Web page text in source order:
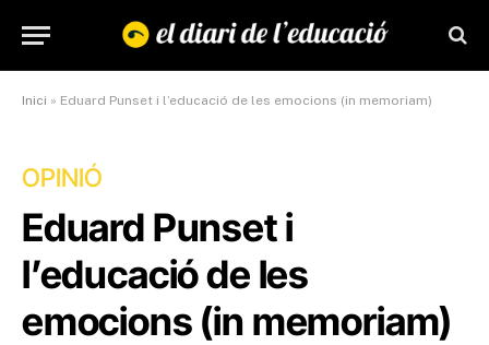
Inici » Eduard Punset i l’educació de les emocions (in memoriam)
OPINIÓ
Eduard Punset i
l’educació de les
emocions (in memoriam)